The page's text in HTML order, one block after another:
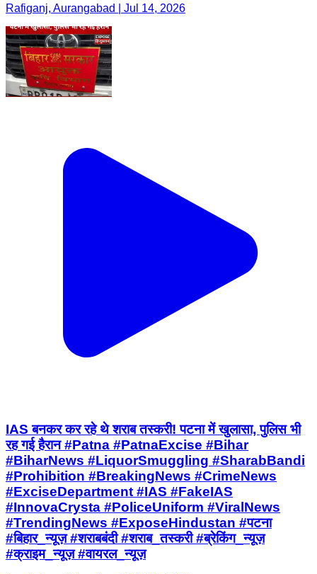
Rafiganj, Aurangabad | Jul 14, 2026
IAS बनकर कर रहे थे शराब तस्करी! पटना में खुलासा, पुलिस भी
रह गई हैरान #Patna #PatnaExcise #Bihar
#BiharNews #LiquorSmuggling #SharabBandi
#Prohibition #BreakingNews #CrimeNews
#ExciseDepartment #IAS #FakeIAS
#InnovaCrysta #PoliceUniform #ViralNews
#TrendingNews #ExposeHindustan #पटना
#बिहार_न्यूज़ #शराबबंदी #शराब_तस्करी #ब्रेकिंग_न्यूज़
#क्राइम_न्यूज़ #वायरल_न्यूज़